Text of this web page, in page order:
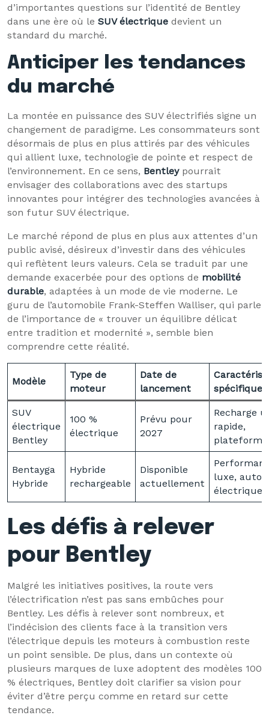
d’importantes questions sur l’identité de Bentley
dans une ère où le SUV électrique devient un
standard du marché.
Anticiper les tendances
du marché
La montée en puissance des SUV électrifiés signe un
changement de paradigme. Les consommateurs sont
désormais de plus en plus attirés par des véhicules
qui allient luxe, technologie de pointe et respect de
l’environnement. En ce sens, Bentleypourrait
envisager des collaborations avec des startups
innovantes pour intégrer des technologies avancées à
son futur SUV électrique.
Le marché répond de plus en plus aux attentes d’un
public avisé, désireux d’investir dans des véhicules
qui reflètent leurs valeurs. Cela se traduit par une
demande exacerbée pour des options de mobilité
durable, adaptées à un mode de vie moderne. Le
guru de l’automobile Frank-Steffen Walliser, qui parle
de l’importance de « trouver un équilibre délicat
entre tradition et modernité », semble bien
comprendre cette réalité.
Modèle
Type de
moteur
Date de
lancement
spécifiques
SUV
électrique
Bentley
100 %
électrique
Prévu pour
2027
Recharge
rapide,
plateforme
Bentayga
Hybride
Hybride
rechargeable
Disponible
actuellement
luxe,
électrique
Les défis à relever
pour Bentley
Malgré les initiatives positives, la route vers
l’électrification n’est pas sans embûches pour
Bentley. Les défis à relever sont nombreux, et
l’indécision des clients face à la transition vers
l’électrique depuis les moteurs à combustion reste
un point sensible. De plus, dans un contexte où
plusieurs marques de luxe adoptent des modèles 100
% électriques, Bentley doit clarifier sa vision pour
éviter d’être perçu comme en retard sur cette
tendance.